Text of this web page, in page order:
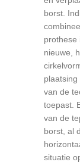
borst.
prothese
nieuwe,
van de
toepast.
van de
borst, al
situatie